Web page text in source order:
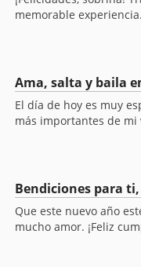
memorable
Ama, salta y baila
El día de hoy es muy
más importantes de mi
Bendiciones para
Que este nuevo año
mucho amor. ¡Feliz